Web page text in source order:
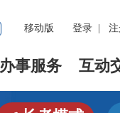
移动版 登录
办事服务 互动